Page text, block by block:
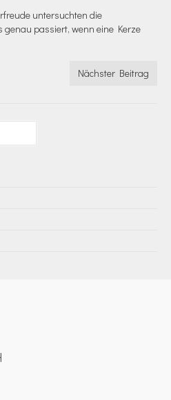
untersuchten die
genau passiert, wenn eine Kerze
Nächster Beitrag